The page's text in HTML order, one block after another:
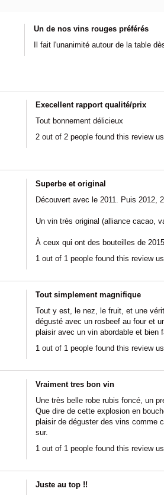
Un de nos vins rouges préférés
Il fait l'unanimité autour de la table
Execellent rapport qualité/prix
Tout bonnement délicieux
2 out of 2 people found this review
Superbe et original
Découvert avec le 2011. Puis 2012,
Un vin très original (alliance cacao,
À ceux qui ont des bouteilles de
1 out of 1 people found this review
Tout simplement magnifique
Tout y est, le nez, le fruit, et une
dégusté avec un rosbeef au four et
plaisir avec un vin abordable et bien
1 out of 1 people found this review
Vraiment tres bon vin
Une très belle robe rubis foncé, un
Que dire de cette explosion en
plaisir de déguster des vins comme
sur.
1 out of 1 people found this review
Juste au top !!